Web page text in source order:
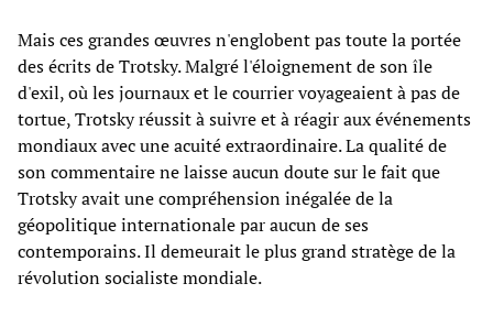
Mais ces grandes œuvres n'englobent pas toute la portée
des écrits de Trotsky. Malgré l'éloignement de son île
d'exil, où les journaux et le courrier voyageaient à pas de
tortue, Trotsky réussit à suivre et à réagir aux événements
mondiaux avec une acuité extraordinaire. La qualité de
son commentaire ne laisse aucun doute sur le fait que
Trotsky avait une compréhension inégalée de la
géopolitique internationale par aucun de ses
contemporains. Il demeurait le plus grand stratège de la
révolution socialiste mondiale.